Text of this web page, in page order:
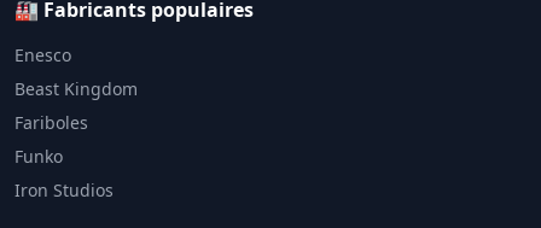
🏭 Fabricants populaires
Enesco
Beast Kingdom
Fariboles
Funko
Iron Studios